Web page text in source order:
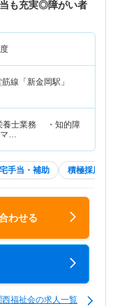
当も充実◎障がい者
線「新金岡駅」
養士業務 ・知的障
マ…
手当・補助 積極採用中
わせる
福祉会の求人一覧